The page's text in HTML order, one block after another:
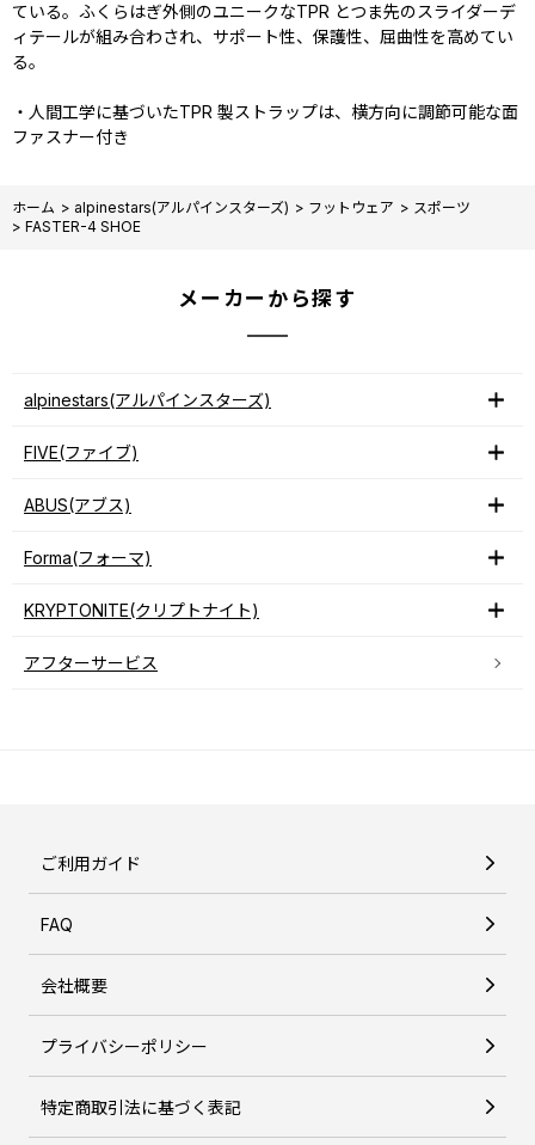
ている。ふくらはぎ外側のユニークなTPR とつま先のスライダーデ
ィテールが組み合わされ、サポート性、保護性、屈曲性を高めてい
る。
・人間工学に基づいたTPR 製ストラップは、横方向に調節可能な面
ファスナー付き
ホーム > alpinestars(アルパインスターズ) > フットウェア > スポーツ
> FASTER-4 SHOE
メーカーから探す
alpinestars(アルパインスターズ)
FIVE(ファイブ)
ABUS(アブス)
Forma(フォーマ)
KRYPTONITE(クリプトナイト)
アフターサービス
ご利用ガイド
FAQ
会社概要
プライバシーポリシー
特定商取引法に基づく表記